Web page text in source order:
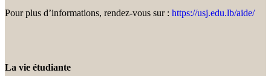
Pour plus d’informations, rendez-vous sur : https://usj.edu.lb/aide/
La vie étudiante